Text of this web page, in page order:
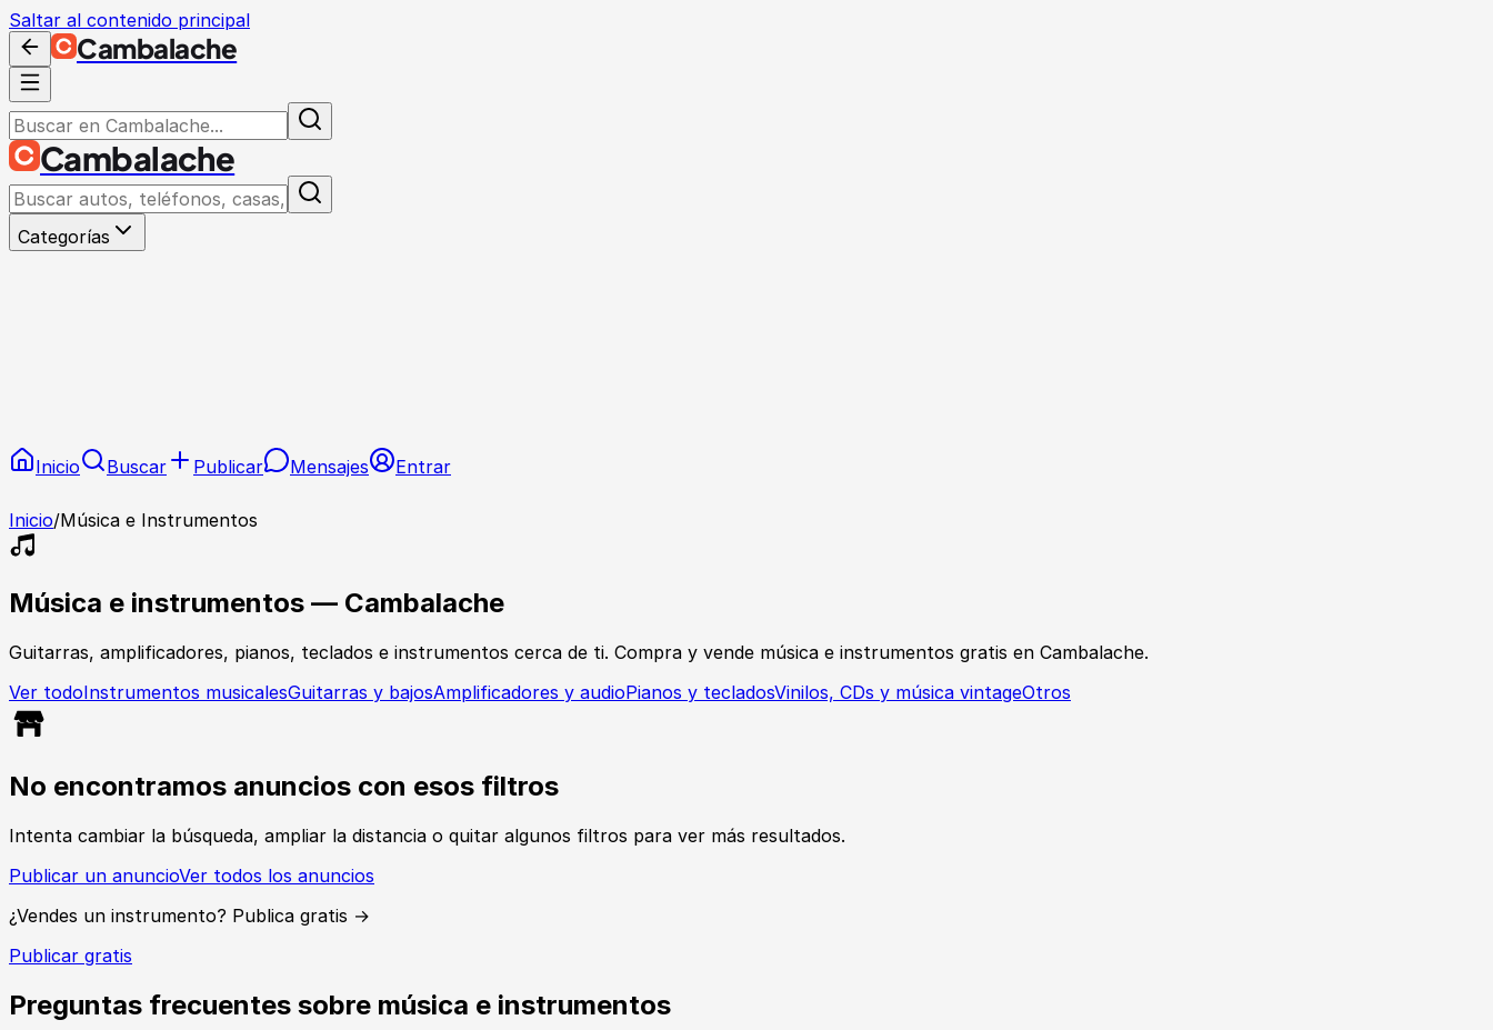
Saltar al contenido principal
Cambalache
Cambalache
Categorías
Inicio Buscar Publicar Mensajes Entrar
Inicio/Música e Instrumentos
Música e instrumentos — Cambalache
Guitarras, amplificadores, pianos, teclados e instrumentos cerca de ti. Compra y vende música e instrumentos gratis en Cambalache.
Ver todoInstrumentos musicalesGuitarras y bajosAmplificadores y audioPianos y tecladosVinilos, CDs y música vintageOtros
No encontramos anuncios con esos filtros
Intenta cambiar la búsqueda, ampliar la distancia o quitar algunos filtros para ver más resultados.
Publicar un anuncioVer todos los anuncios
¿Vendes un instrumento? Publica gratis →
Publicar gratis
Preguntas frecuentes sobre música e instrumentos